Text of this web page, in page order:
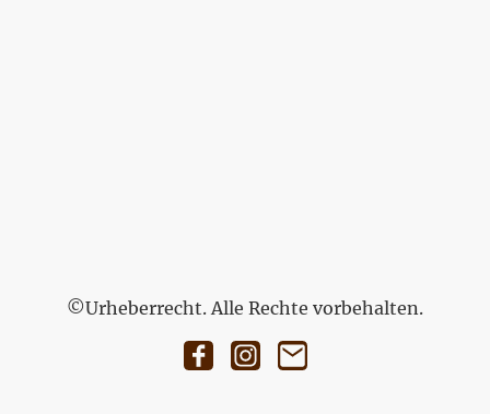
©Urheberrecht. Alle Rechte vorbehalten.